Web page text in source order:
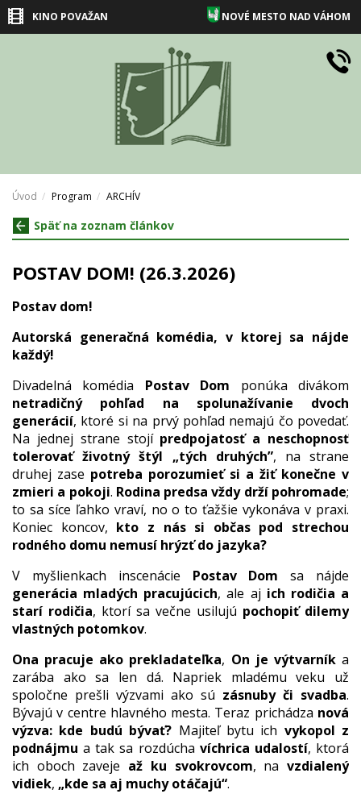
KINO POVAŽAN NOVÉ MESTO NAD VÁHOM
Úvod Program ARCHÍV
Späť na zoznam článkov
POSTAV DOM! (26.3.2026)
Postav dom!
Autorská generačná komédia, v ktorej sa nájde
každý!
Divadelná komédia Postav Dom ponúka divákom
netradičný pohľad na spolunažívanie dvoch
generácií, ktoré si na prvý pohľad nemajú čo povedať.
Na jednej strane stojí predpojatosť a neschopnosť
tolerovať životný štýl „tých druhých”, na strane
druhej zase potreba porozumieť si a žiť konečne v
zmieri a pokoji. Rodina predsa vždy drží pohromade;
to sa síce ľahko vraví, no o to ťažšie vykonáva v praxi.
Koniec koncov, kto z nás si občas pod strechou
rodného domu nemusí hrýzť do jazyka?
V myšlienkach inscenácie Postav Dom sa nájde
generácia mladých pracujúcich, ale aj ich rodičia a
starí rodičia, ktorí sa večne usilujú pochopiť dilemy
vlastných potomkov.
Ona pracuje ako prekladateľka, On je výtvarníka
zarába ako sa len dá. Napriek mladému veku už
spoločne prešli výzvami ako sú zásnuby či svadba.
Bývajú v centre hlavného mesta. Teraz prichádza nová
výzva: kde budú bývať? Majiteľ bytu ich vykopol z
podnájmu a tak sa rozdúcha víchrica udalostí, ktorá
ich oboch zaveje až ku svokrovcom, navzdialený
vidiek, „kde sa aj muchy otáčajú“.